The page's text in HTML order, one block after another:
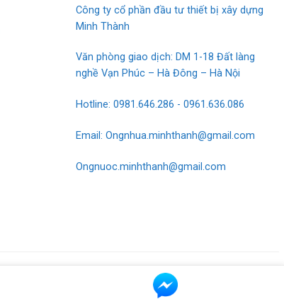
Công ty cổ phần đầu tư thiết bị xây dựng
Minh Thành
Văn phòng giao dịch: DM 1-18 Đất làng
nghề Vạn Phúc – Hà Đông – Hà Nội
Hotline: 0981.646.286 - 0961.636.086
Email: Ongnhua.minhthanh@gmail.com
Ongnuoc.minhthanh@gmail.com